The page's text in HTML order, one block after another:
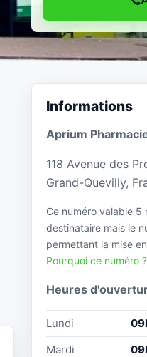
Informations
Aprium
118 Avenue des
Grand-Quevilly,
Ce numéro valable 5
destinataire mais le
permettant la mise
Pourquoi ce numéro ?
Heures
Lundi
Mardi